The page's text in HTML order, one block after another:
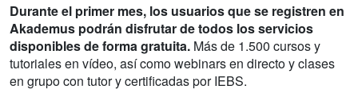
Durante el primer mes, los usuarios que se registren en
Akademus podrán disfrutar de todos los servicios
disponibles de forma gratuita. Más de 1.500 cursos y
tutoriales en vídeo, así como webinars en directo y clases
en grupo con tutor y certificadas por IEBS.